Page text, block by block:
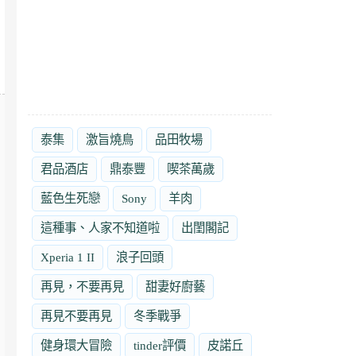
泰集 激旨燒鳥 品田牧場
君品酒店 鼎泰豐 喫茶萬歲
藍色生死戀 Sony 羊肉
這種事、人家不知道啦 出閨閣記
Xperia 1 II 浪子回頭
再見，不要再見 甜妻好廚藝
再見不要再見 冬季戰爭
健身環大冒險 tinder評價 皮諾丘